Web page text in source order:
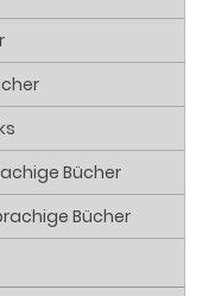
Bücher
Bücher